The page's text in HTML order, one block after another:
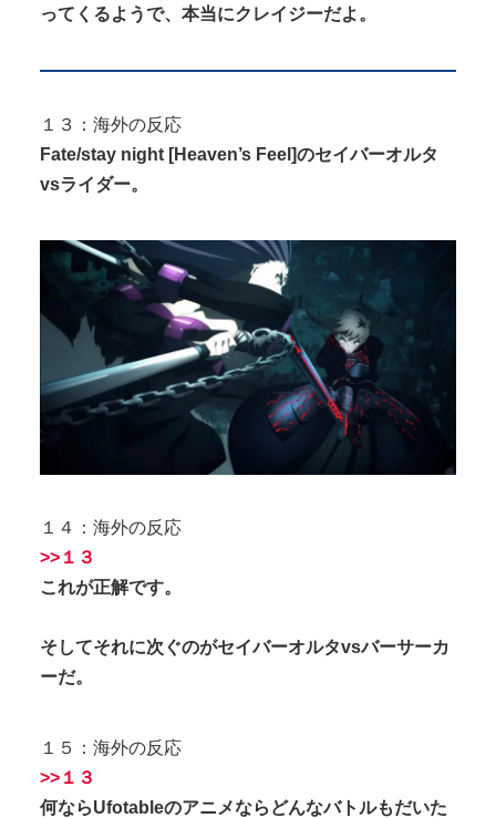
ってくるようで、本当にクレイジーだよ。
１３：海外の反応
Fate/stay night [Heaven’s Feel]のセイバーオルタ
vsライダー。
１４：海外の反応
>>１３
これが正解です。
そしてそれに次ぐのがセイバーオルタvsバーサーカ
ーだ。
１５：海外の反応
>>１３
何ならUfotableのアニメならどんなバトルもだいた